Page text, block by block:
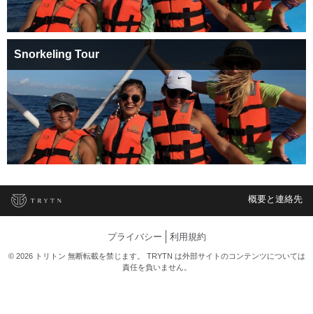
Snorkeling Tour
概要と連絡先
プライバシー 利用規約
© 2026 トリトン 無断転載を禁じます。 TRYTN は外部サイトのコンテンツについては
責任を負いません。